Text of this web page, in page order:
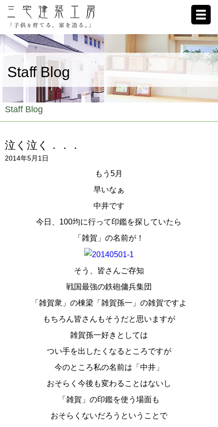
ホーム
家への想い
施工例
ブログ
お客様の声
スタッフ紹介
お問い合わせ
Staff Blog
Staff Blog
泣く泣く．．．
2014年5月1日
もう5月
早いなぁ
中井です
今日、100均に行って印鑑を探していたら
「雑賀」の名前が！
そう、皆さんご存知
戦国最強の鉄砲傭兵集団
「雑賀衆」の棟梁「雑賀孫一」の雑賀ですよ
もちろん皆さんもそうだと思いますが
雑賀孫一好きとしては
つい手を出したくなるところですが
今のところ私の名前は「中井」
おそらく今後も変わることはないし
「雑賀」の印鑑を使う場面も
おそらくないだろうということで